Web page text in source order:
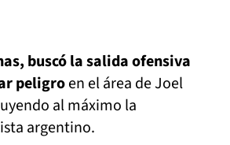
buscó la salida ofensiva
peligroen el área de Joel
al máximo la
argentino.